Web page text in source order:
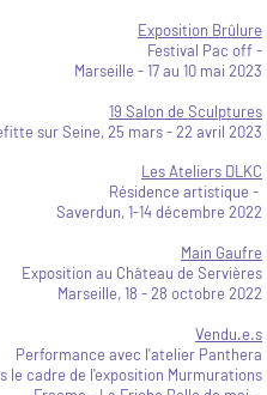
Exposition Brûlure
Festival Pac off -
Marseille - 17 au 10 mai 2023
19 Salon de Sculptures
sur Seine, 25 mars - 22 avril 2023
Les Ateliers DLKC
Résidence artistique -
Saverdun, 1-14 décembre 2022
Main Gaufre
Exposition au Château de Servières
Marseille, 18 - 28 octobre 2022
Vendu.e.s
Performance avec l'atelier Panthera
le cadre de l'exposition Murmurations